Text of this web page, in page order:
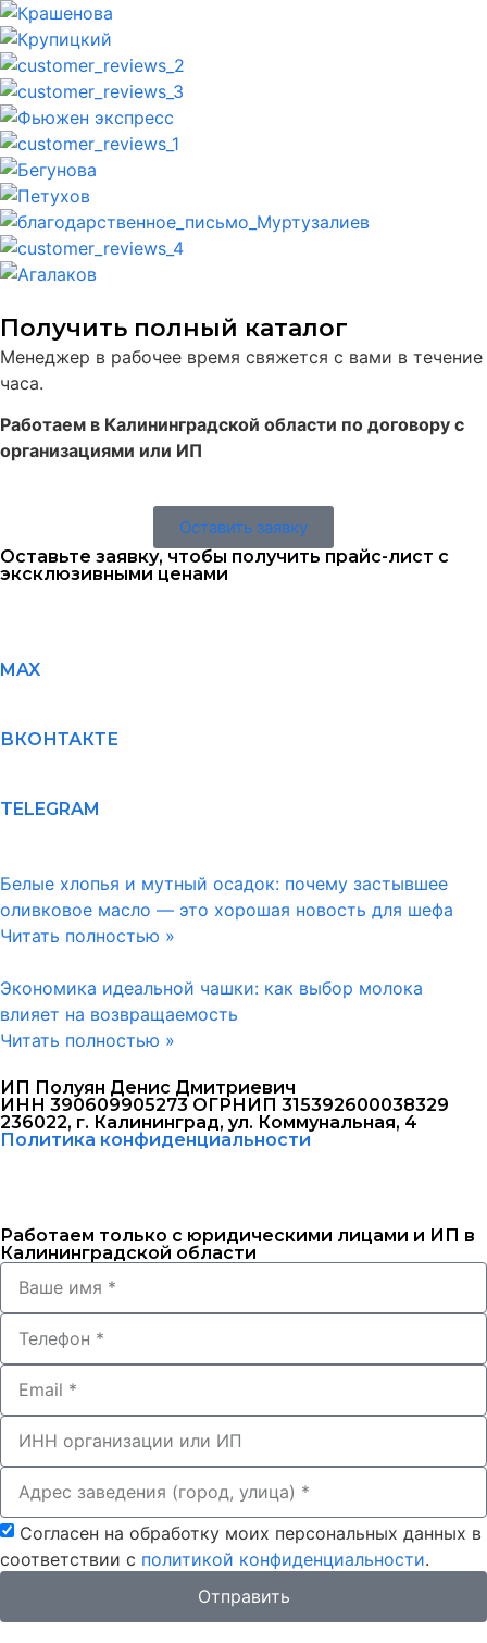
Получить полный каталог
Менеджер в рабочее время свяжется с вами в течение
часа.
Работаем в Калининградской области по договору с
организациями или ИП
Оставить заявку
Оставьте заявку, чтобы получить прайс-лист с
эксклюзивными ценами
MAX
ВКОНТАКТЕ
TELEGRAM
Белые хлопья и мутный осадок: почему застывшее
оливковое масло — это хорошая новость для шефа
Читать полностью »
Экономика идеальной чашки: как выбор молока
влияет на возвращаемость
Читать полностью »
ИП Полуян Денис Дмитриевич
ИНН 390609905273 ОГРНИП 315392600038329
236022, г. Калининград, ул. Коммунальная, 4
Политика конфиденциальности
Работаем только с юридическими лицами и ИП в
Калининградской области
Согласен на обработку моих персональных данных в
соответствии с политикой конфиденциальности.
Отправить